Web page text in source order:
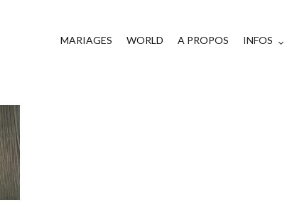
MARIAGES WORLD A PROPOS INFOS